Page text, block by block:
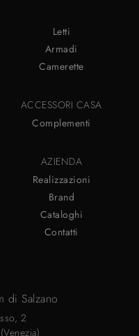
Letti
Armadi
Camerette
ACCESSORI CASA
Complementi
AZIENDA
Realizzazioni
Brand
Cataloghi
Contatti
di Salzano
2